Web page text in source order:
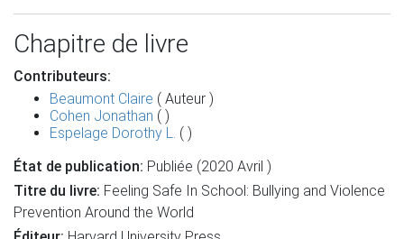
Chapitre de livre
Contributeurs:
Beaumont Claire ( Auteur )
Cohen Jonathan ( )
Espelage Dorothy L. ( )
État de publication: Publiée (2020 Avril )
Titre du livre: Feeling Safe In School: Bullying and Violence
Prevention Around the World